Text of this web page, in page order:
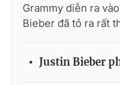
Grammy diễn ra
Bieber đã tỏ ra rất
Justin Bieber